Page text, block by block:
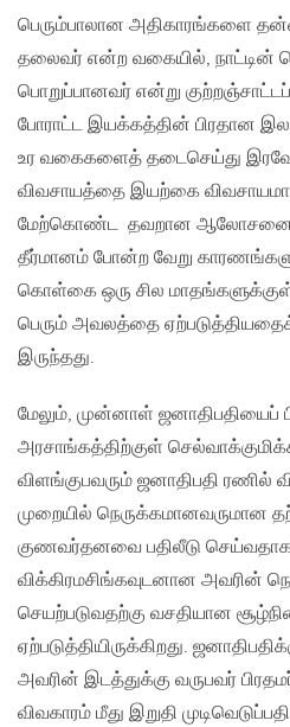
பெரும்பாலான அதிகாரங்களை
தலைவர் என்ற வகையில், நாட்டின்
பொறுப்பானவர் என்று
போராட்ட இயக்கத்தின் பிரதான
உர வகைகளைத் தடைசெய்து
விவசாயத்தை இயற்கை
மேற்கொண்ட தவறான
தீர்மானம் போன்ற வேறு
கொள்கை ஒரு சில
பெரும் அவலத்தை
இருந்தது.
மேலும், முன்னாள் ஜனாதிபதியைப்
அரசாங்கத்திற்குள்
விளங்குபவரும் ஜனாதிபதி ரணில்
முறையில் நெருக்கமானவருமான
குணவர்தனவை பதிலீடு
விக்கிரமசிங்கவுடனான அவரின்
செயற்படுவதற்கு வசதியான
ஏற்படுத்தியிருக்கிறது.
அவரின் இடத்துக்கு வருபவர்
விவகாரம் மீது இறுதி